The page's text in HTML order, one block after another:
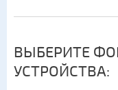
ВЫБЕРИТЕ
УСТРОЙСТВА: